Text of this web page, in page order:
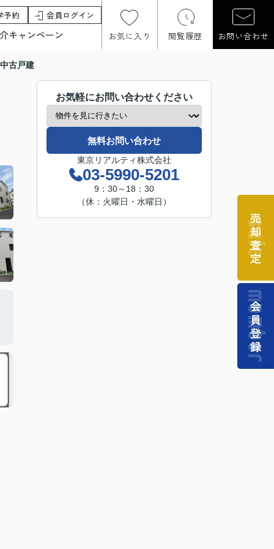
予約 会員ログイン
キャンペーン お気に入り 閲覧履歴 お問い合わせ
古戸建
お気軽にお問い合わせください
無料お問い合わせ
東京リアルティ株式会社
03-5990-5201
9：30～18：30
（休：火曜日・水曜日）